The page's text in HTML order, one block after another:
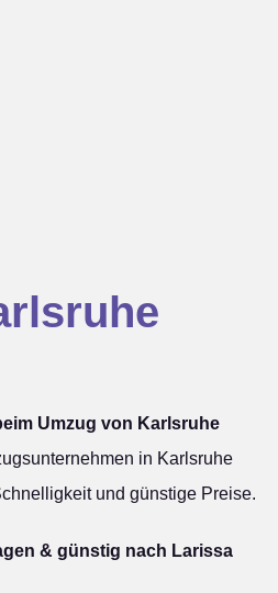
Umzug von Karlsruhe
in Karlsruhe
und günstige Preise.
& günstig nach Larissa